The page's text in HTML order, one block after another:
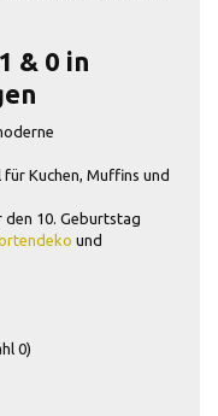
& 0 in
für Kuchen, Muffins und
den 10. Geburtstag
und
0)